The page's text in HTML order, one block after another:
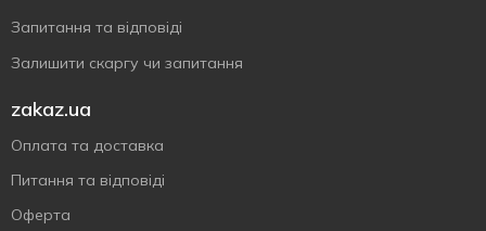
Запитання та відповіді
Залишити скаргу чи запитання
zakaz.ua
Оплата та доставка
Питання та відповіді
Оферта